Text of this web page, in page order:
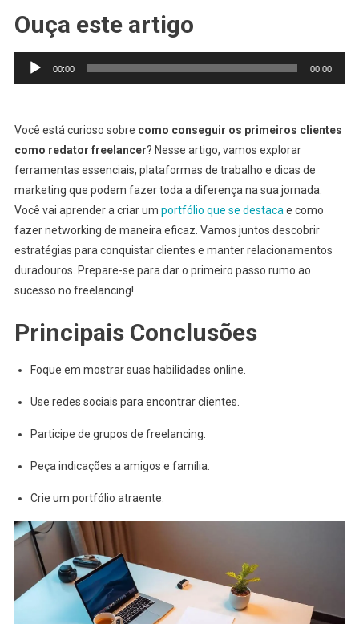
Ouça este artigo
Tocador
00:00 00:00
Você está curioso sobre como conseguir os primeiros clientes
como redator freelancer? Nesse artigo, vamos explorar
ferramentas essenciais, plataformas de trabalho e dicas de
marketing que podem fazer toda a diferença na sua jornada.
Você vai aprender a criar um portfólio que se destaca e como
fazer networking de maneira eficaz. Vamos juntos descobrir
estratégias para conquistar clientes e manter relacionamentos
duradouros. Prepare-se para dar o primeiro passo rumo ao
sucesso no freelancing!
Principais Conclusões
Foque em mostrar suas habilidades online.
Use redes sociais para encontrar clientes.
Participe de grupos de freelancing.
Peça indicações a amigos e família.
Crie um portfólio atraente.